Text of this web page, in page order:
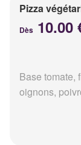
Pizza
Dès 10.00
Base tomate,
oignons,